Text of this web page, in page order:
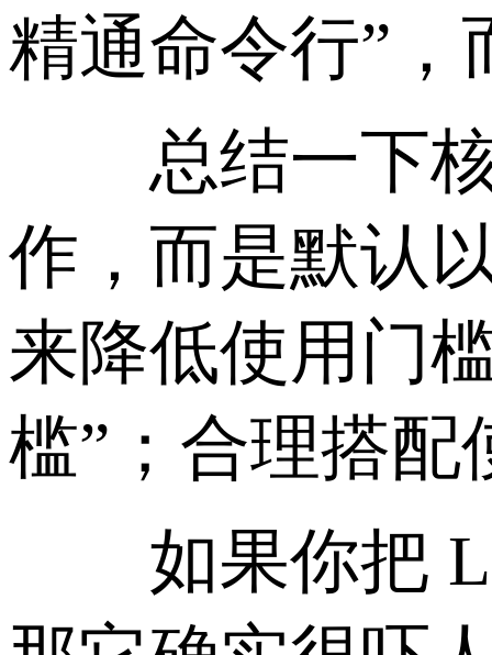
精通命令行”
总结一下核
作，而是默认
来降低使用门
槛”；合理搭
如果你把